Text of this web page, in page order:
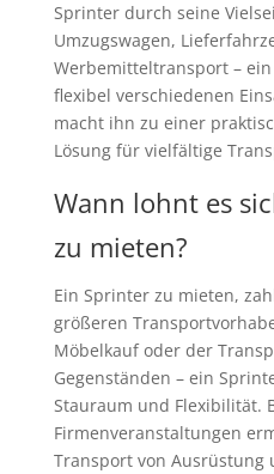
Sprinter durch seine
Umzugswagen,
Werbemitteltransport –
flexibel verschiedenen
macht ihn zu einer
Lösung für vielfältige
Wann lohnt es
zu mieten?
Ein Sprinter zu mieten,
größeren
Möbelkauf oder der
Gegenständen – ein
Stauraum und Flexibilität.
Firmenveranstaltungen
Transport von Ausrüstung